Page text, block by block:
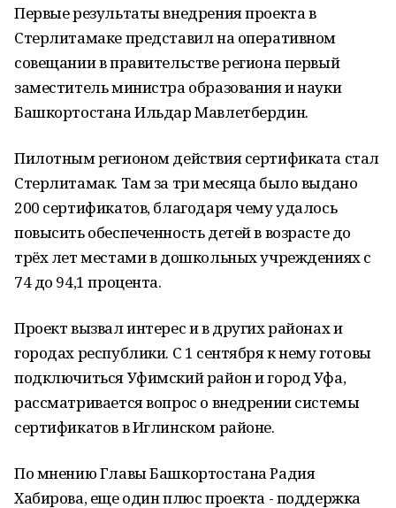
Первые результаты внедрения проекта в
Стерлитамаке представил на оперативном
совещании в правительстве региона первый
заместитель министра образования и науки
Башкортостана Ильдар Мавлетбердин.
Пилотным регионом действия сертификата стал
Стерлитамак. Там за три месяца было выдано
200 сертификатов, благодаря чему удалось
повысить обеспеченность детей в возрасте до
трёх лет местами в дошкольных учреждениях с
74 до 94,1 процента.
Проект вызвал интерес и в других районах и
городах республики. С 1 сентября к нему готовы
подключиться Уфимский район и город Уфа,
рассматривается вопрос о внедрении системы
сертификатов в Иглинском районе.
По мнению Главы Башкортостана Радия
Хабирова, еще один плюс проекта - поддержка